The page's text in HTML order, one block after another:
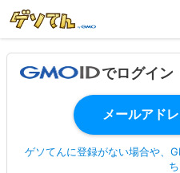
でログイン
ゲソてんに登録がない場合や、